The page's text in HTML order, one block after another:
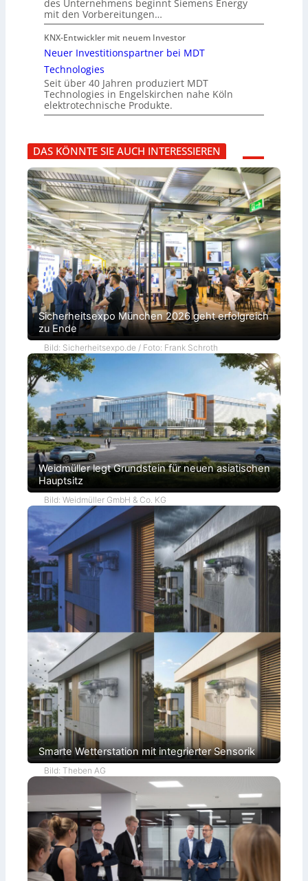
des Unternehmens beginnt Siemens Energy
mit den Vorbereitungen…
KNX-Entwickler mit neuem Investor
Neuer Investitionspartner bei MDT
Technologies
Seit über 40 Jahren produziert MDT
Technologies in Engelskirchen nahe Köln
elektrotechnische Produkte.
DAS KÖNNTE SIE AUCH INTERESSIEREN
Sicherheitsexpo München 2026 geht erfolgreich
zu Ende
Bild: Sicherheitsexpo.de / Foto: Frank Schroth
Weidmüller legt Grundstein für neuen asiatischen
Hauptsitz
Bild: Weidmüller GmbH & Co. KG
Smarte Wetterstation mit integrierter Sensorik
Bild: Theben AG